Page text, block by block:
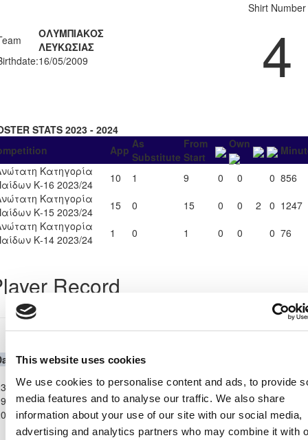
This website uses cookies
We use cookies to personalise content and ads, to provide
media features and to analyse our traffic. We also share
information about your use of our site with our social media,
advertising and analytics partners who may combine it with
ΟΛΥΜΠΙΑΚΟΣ
ΛΕΥΚΩΣΙΑΣ
16/05/2009
Shirt Number
4
STATS 2023 - 2024
App As
Substitute
From
Start
Own
Κατηγορία
Κ-16 2023/24
10 1 9 0 0 0 856
Κατηγορία
Κ-15 2023/24
15 0 15 0 0 2 0 1247
Κατηγορία
Κ-14 2023/24
1 0 1 0 0 0 76
Record
Competition Home TeamH
Κατηγορία
Παίδων
Κ-15
2023/24
ΑΡΗΣ
ΛΕΜΕΣΟΥ2 0 ΟΛΥΜΠΙΑΚΟΣ
ΛΕΥΚΩΣΙΑΣ
84'